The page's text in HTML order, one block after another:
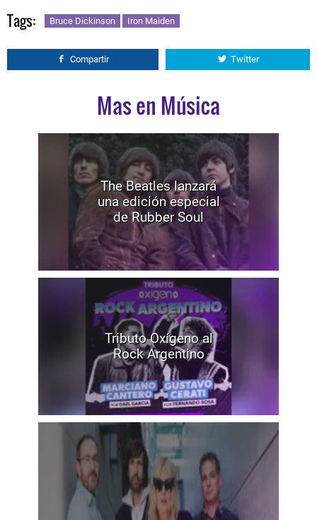
Tags: Bruce Dickinson Iron Maiden
Compartir Twitter
Mas en Música
The Beatles lanzará
una edición especial
de Rubber Soul
Tributo Oxígeno al
Rock Argentino